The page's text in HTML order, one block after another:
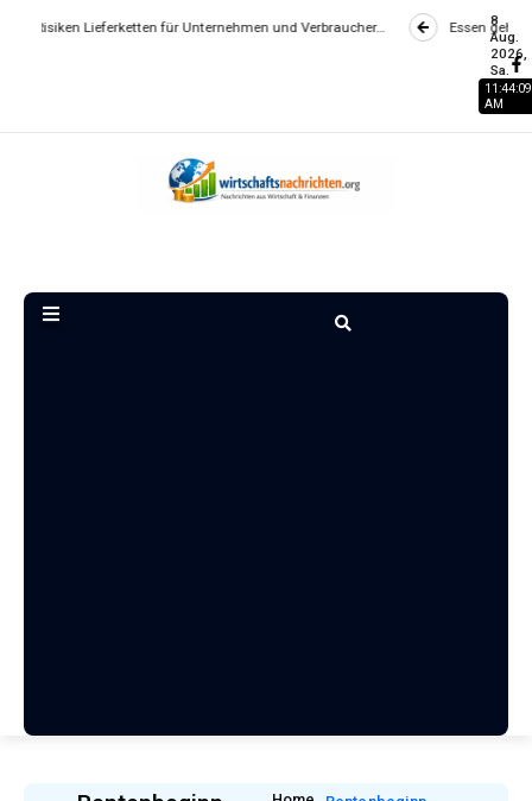
für Unternehmen und Verbraucher… Essen gehen wird zum
8
Aug.
2026,
Sa.
11:44:10
AM